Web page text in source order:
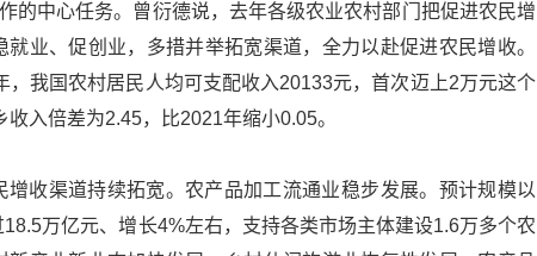
的中心任务。曾衍德说，去年各级农业农村部门把促进农民增
业、促创业，多措并举拓宽渠道，全力以赴促进农民增收。
，我国农村居民人均可支配收入20133元，首次迈上2万元这个
入倍差为2.45，比2021年缩小0.05。
增收渠道持续拓宽。农产品加工流通业稳步发展。预计规模以
18.5万亿元、增长4%左右，支持各类市场主体建设1.6万多个农